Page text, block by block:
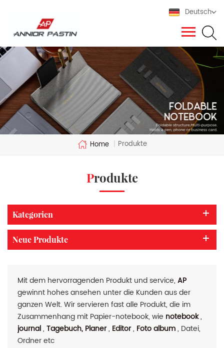
Deutsch
Home | Produkte
Produkte
Kategorien
Neue Produkte
Mit dem hervorragenden Produkt und service, AP
gewinnt hohes ansehen unter die Kunden aus der
ganzen Welt. Wir servieren fast alle Produkt, die im
Zusammenhang mit Papier-notebook, wie notebook,
journal, Tagebuch, Planer, Editor, Foto album, Datei,
Ordner etc